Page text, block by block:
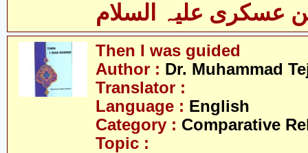
عسکری علیہ السلام
Then I was guided
Author : Dr. Muhammad
Translator :
Language : English
Category : Comparative
Topic :